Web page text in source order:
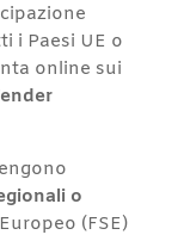
i Paesi UE o
online sui
o
(FSE)